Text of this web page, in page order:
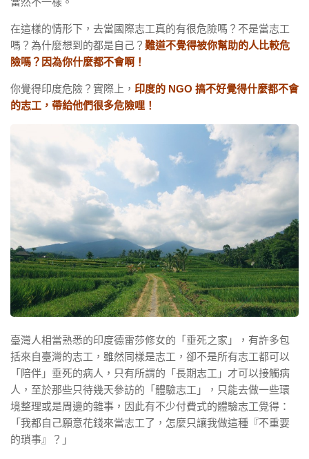
在這樣的情形下，去當國際志工真的有很危險嗎？不是當志工
嗎？為什麼想到的都是自己？ 難道不覺得被你幫助的人比較危
險嗎？因為你什麼都不會啊！
你覺得印度危險？實際上， 印度的 NGO 搞不好覺得什麼都不會
的志工，帶給他們很多危險哩！
臺灣人相當熟悉的印度德雷莎修女的「垂死之家」，有許多包
括來自臺灣的志工，雖然同樣是志工，卻不是所有志工都可以
「陪伴」垂死的病人，只有所謂的「長期志工」才可以接觸病
人，至於那些只待幾天參訪的「體驗志工」，只能去做一些環
境整理或是周邊的雜事，因此有不少付費式的體驗志工覺得：
「我都自己願意花錢來當志工了，怎麼只讓我做這種『不重要
的瑣事』？」